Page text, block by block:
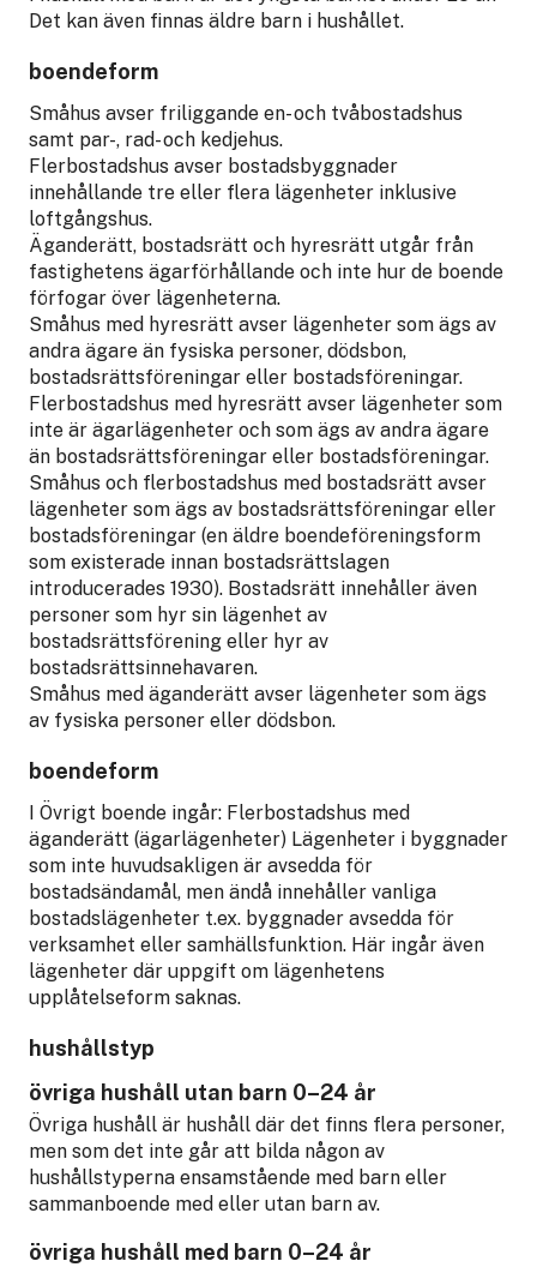
Det kan även finnas äldre barn i hushållet.
boendeform
Småhus avser friliggande en- och tvåbostadshus
samt par-, rad- och kedjehus.
Flerbostadshus avser bostadsbyggnader
innehållande tre eller flera lägenheter inklusive
loftgångshus.
Äganderätt, bostadsrätt och hyresrätt utgår från
fastighetens ägarförhållande och inte hur de boende
förfogar över lägenheterna.
Småhus med hyresrätt avser lägenheter som ägs av
andra ägare än fysiska personer, dödsbon,
bostadsrättsföreningar eller bostadsföreningar.
Flerbostadshus med hyresrätt avser lägenheter som
inte är ägarlägenheter och som ägs av andra ägare
än bostadsrättsföreningar eller bostadsföreningar.
Småhus och flerbostadshus med bostadsrätt avser
lägenheter som ägs av bostadsrättsföreningar eller
bostadsföreningar (en äldre boendeföreningsform
som existerade innan bostadsrättslagen
introducerades 1930). Bostadsrätt innehåller även
personer som hyr sin lägenhet av
bostadsrättsförening eller hyr av
bostadsrättsinnehavaren.
Småhus med äganderätt avser lägenheter som ägs
av fysiska personer eller dödsbon.
boendeform
I Övrigt boende ingår: Flerbostadshus med
äganderätt (ägarlägenheter) Lägenheter i byggnader
som inte huvudsakligen är avsedda för
bostadsändamål, men ändå innehåller vanliga
bostadslägenheter t.ex. byggnader avsedda för
verksamhet eller samhällsfunktion. Här ingår även
lägenheter där uppgift om lägenhetens
upplåtelseform saknas.
hushållstyp
övriga hushåll utan barn 0–24 år
Övriga hushåll är hushåll där det finns flera personer,
men som det inte går att bilda någon av
hushållstyperna ensamstående med barn eller
sammanboende med eller utan barn av.
övriga hushåll med barn 0–24 år